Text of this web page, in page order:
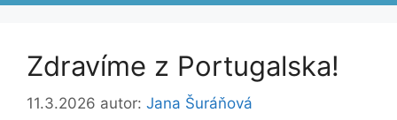
Zdravíme z Portugalska!
11.3.2026 autor: Jana Šuráňová